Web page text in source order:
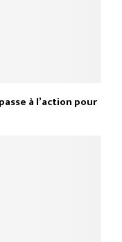
à l’action pour